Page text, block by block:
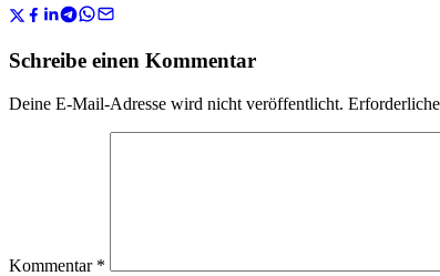
Schreibe einen Kommentar
Deine E-Mail-Adresse wird nicht veröffentlicht.
Kommentar *